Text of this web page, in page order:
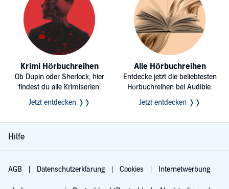
Krimi Hörbuchreihen
Ob Dupin oder Sherlock, hier
findest du alle Krimiserien.
Jetzt entdecken ❭❭
Alle Hörbuchreihen
Entdecke jetzt die beliebtesten
Hörbuchreihen bei Audible.
Jetzt entdecken ❭❭
Hilfe
AGB Datenschutzerklärung Cookies Internetwerbung